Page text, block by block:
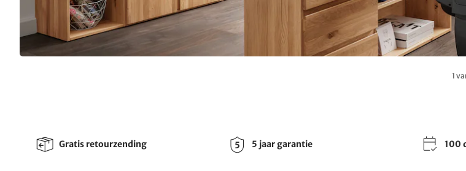
1
Gratis retourzending 5 jaar garantie 100